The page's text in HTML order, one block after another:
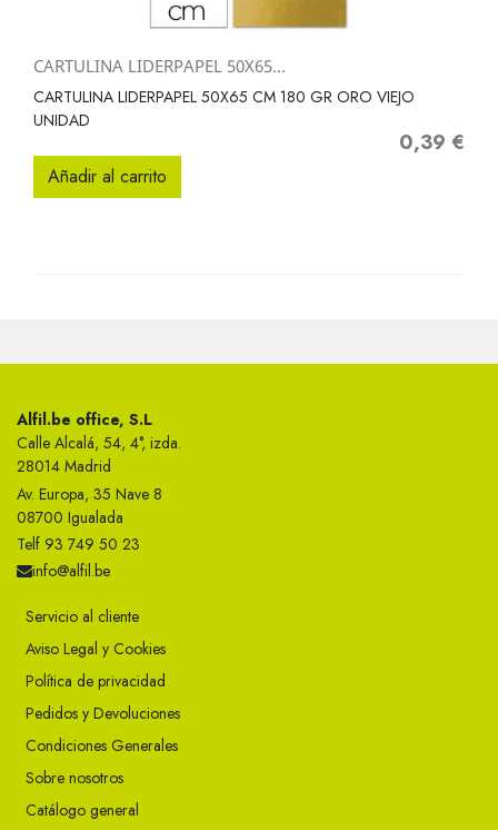
CARTULINA LIDERPAPEL 50X65...
CARTULINA LIDERPAPEL 50X65 CM 180 GR ORO VIEJO
UNIDAD
Precio
0,39 €
Añadir al carrito
Alfil.be office, S.L
Calle Alcalá, 54, 4°, izda.
28014 Madrid
Av. Europa, 35 Nave 8
08700 Igualada
Telf 93 749 50 23
info@alfil.be
Servicio al cliente
Aviso Legal y Cookies
Política de privacidad
Pedidos y Devoluciones
Condiciones Generales
Sobre nosotros
Catálogo general